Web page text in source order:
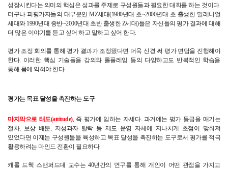
성장시킨다는 의미의 핵심은 성과를 주제로 구성원들과 필요한 대화를 하는 것이다.
더구나 피평가자들의 대부분인 MZ세대(1980년대 초~2000년대 초 출생한 밀레니얼
세대와 1990년대 중반~2000년대 초반 출생한 Z세대)들은 자신들의 평가 결과에 대해
더 많은 이야기를 듣고 싶어 하고 말하고 싶어 한다.
평가 조정 회의를 통해 평가 결과가 조정됐다면 더욱 신경 써 평가 면담을 진행해야
한다. 이러한 핵심 기술들을 강의와 롤플레잉 등의 다양하고도 반복적인 학습을
통해 몸에 익혀야 한다.
평가는 목표 달성을 촉진하는 도구
마지막으로 태도(attitude), 즉 평가에 임하는 자세다. 과거에는 평가 등급을 매기는
절차, 보상 배분, 저성과자 탈락 등 제도 운영 자체에 지나치게 초점이 맞춰져
있었다면 이제는 구성원들을 육성하고 목표 달성을 촉진하는 도구로서 평가를 적극
활용하려는 마인드 전환이 필요하다.
캐롤 드웩 스탠퍼드대 교수는 40년간의 연구를 통해 개인이 어떤 관점을 가지고